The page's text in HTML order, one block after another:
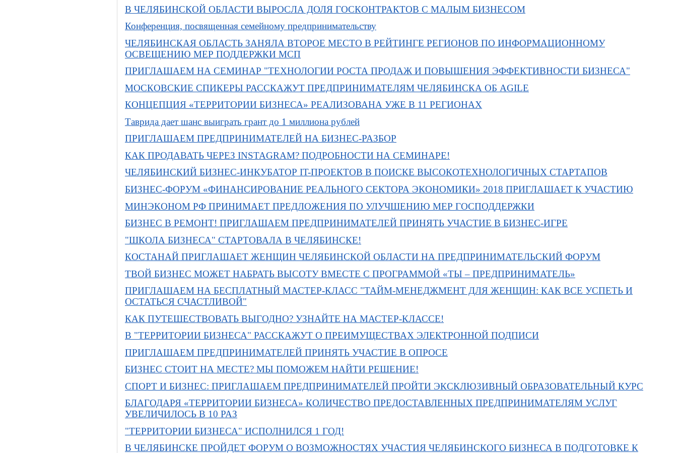
В ЧЕЛЯБИНСКОЙ ОБЛАСТИ ВЫРОСЛА ДОЛЯ ГОСКОНТРАКТОВ С МАЛЫМ БИЗНЕСОМ
Конференция, посвященная семейному предпринимательству
ЧЕЛЯБИНСКАЯ ОБЛАСТЬ ЗАНЯЛА ВТОРОЕ МЕСТО В РЕЙТИНГЕ РЕГИОНОВ ПО ИНФОРМАЦИОННОМУ
ОСВЕЩЕНИЮ МЕР ПОДДЕРЖКИ МСП
ПРИГЛАШАЕМ НА СЕМИНАР "ТЕХНОЛОГИИ РОСТА ПРОДАЖ И ПОВЫШЕНИЯ ЭФФЕКТИВНОСТИ БИЗНЕСА"
МОСКОВСКИЕ СПИКЕРЫ РАССКАЖУТ ПРЕДПРИНИМАТЕЛЯМ ЧЕЛЯБИНСКА ОБ AGILE
КОНЦЕПЦИЯ «ТЕРРИТОРИИ БИЗНЕСА» РЕАЛИЗОВАНА УЖЕ В 11 РЕГИОНАХ
Таврида дает шанс выиграть грант до 1 миллиона рублей
ПРИГЛАШАЕМ ПРЕДПРИНИМАТЕЛЕЙ НА БИЗНЕС-РАЗБОР
КАК ПРОДАВАТЬ ЧЕРЕЗ INSTAGRAM? ПОДРОБНОСТИ НА СЕМИНАРЕ!
ЧЕЛЯБИНСКИЙ БИЗНЕС-ИНКУБАТОР IT-ПРОЕКТОВ В ПОИСКЕ ВЫСОКОТЕХНОЛОГИЧНЫХ СТАРТАПОВ
БИЗНЕС-ФОРУМ «ФИНАНСИРОВАНИЕ РЕАЛЬНОГО СЕКТОРА ЭКОНОМИКИ» 2018 ПРИГЛАШАЕТ К УЧАСТИЮ
МИНЭКОНОМ РФ ПРИНИМАЕТ ПРЕДЛОЖЕНИЯ ПО УЛУЧШЕНИЮ МЕР ГОСПОДДЕРЖКИ
БИЗНЕС В РЕМОНТ! ПРИГЛАШАЕМ ПРЕДПРИНИМАТЕЛЕЙ ПРИНЯТЬ УЧАСТИЕ В БИЗНЕС-ИГРЕ
"ШКОЛА БИЗНЕСА" СТАРТОВАЛА В ЧЕЛЯБИНСКЕ!
КОСТАНАЙ ПРИГЛАШАЕТ ЖЕНЩИН ЧЕЛЯБИНСКОЙ ОБЛАСТИ НА ПРЕДПРИНИМАТЕЛЬСКИЙ ФОРУМ
ТВОЙ БИЗНЕС МОЖЕТ НАБРАТЬ ВЫСОТУ ВМЕСТЕ С ПРОГРАММОЙ «ТЫ – ПРЕДПРИНИМАТЕЛЬ»
ПРИГЛАШАЕМ НА БЕСПЛАТНЫЙ МАСТЕР-КЛАСС "ТАЙМ-МЕНЕДЖМЕНТ ДЛЯ ЖЕНЩИН: КАК ВСЕ УСПЕТЬ И
ОСТАТЬСЯ СЧАСТЛИВОЙ"
КАК ПУТЕШЕСТВОВАТЬ ВЫГОДНО? УЗНАЙТЕ НА МАСТЕР-КЛАССЕ!
В "ТЕРРИТОРИИ БИЗНЕСА" РАССКАЖУТ О ПРЕИМУЩЕСТВАХ ЭЛЕКТРОННОЙ ПОДПИСИ
ПРИГЛАШАЕМ ПРЕДПРИНИМАТЕЛЕЙ ПРИНЯТЬ УЧАСТИЕ В ОПРОСЕ
БИЗНЕС СТОИТ НА МЕСТЕ? МЫ ПОМОЖЕМ НАЙТИ РЕШЕНИЕ!
СПОРТ И БИЗНЕС: ПРИГЛАШАЕМ ПРЕДПРИНИМАТЕЛЕЙ ПРОЙТИ ЭКСКЛЮЗИВНЫЙ ОБРАЗОВАТЕЛЬНЫЙ КУРС
БЛАГОДАРЯ «ТЕРРИТОРИИ БИЗНЕСА» КОЛИЧЕСТВО ПРЕДОСТАВЛЕННЫХ ПРЕДПРИНИМАТЕЛЯМ УСЛУГ
УВЕЛИЧИЛОСЬ В 10 РАЗ
"ТЕРРИТОРИИ БИЗНЕСА" ИСПОЛНИЛСЯ 1 ГОД!
В ЧЕЛЯБИНСКЕ ПРОЙДЕТ ФОРУМ О ВОЗМОЖНОСТЯХ УЧАСТИЯ ЧЕЛЯБИНСКОГО БИЗНЕСА В ПОДГОТОВКЕ К